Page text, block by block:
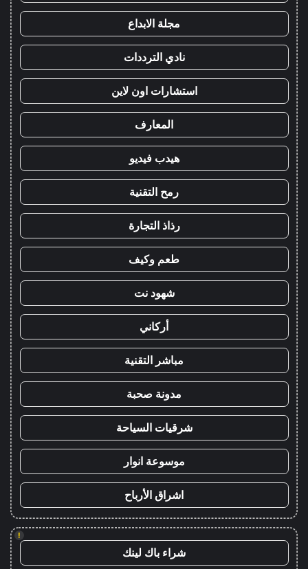
مجلة الابداع
نادي الترددات
استشارات اون لاين
المعارف
هيدب فيديو
رمح التقنية
رذاذ التجارة
طعم وكيف
شهود نت
أركاني
مباشر التقنية
مدونة صحبة
شرقيات السياحة
موسوعة انوار
اشراق الأرباح
!
شراء باك لينك